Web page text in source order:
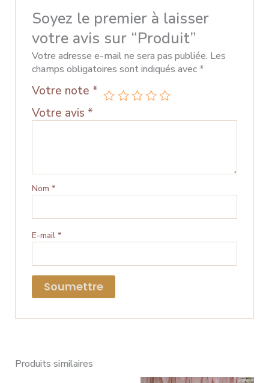
Soyez le premier à laisser
votre avis sur “Produit”
Votre adresse e-mail ne sera pas publiée. Les
champs obligatoires sont indiqués avec *
Votre note *
Votre avis *
Nom *
E-mail *
Produits similaires